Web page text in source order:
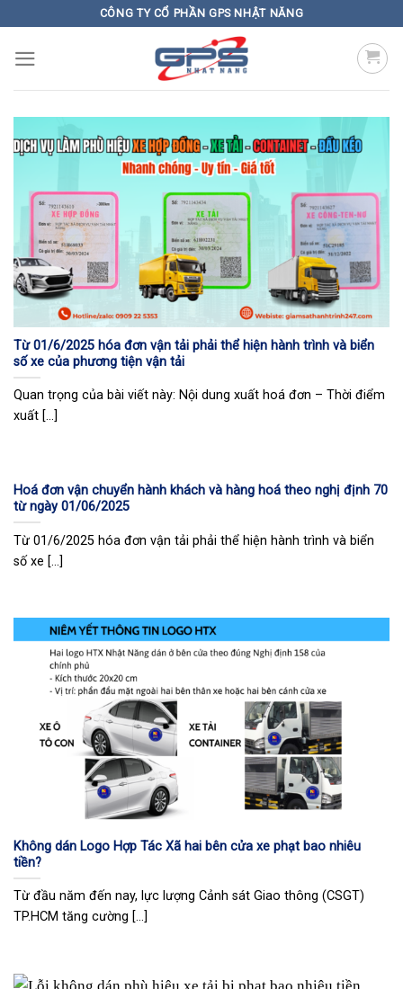
content
CÔNG TY CỔ PHẦN GPS NHẬT NĂNG
Từ 01/6/2025 hóa đơn vận tải phải thể hiện hành trình và biển
số xe của phương tiện vận tải
Quan trọng của bài viết này: Nội dung xuất hoá đơn – Thời điểm
xuất [...]
Hoá đơn vận chuyển hành khách và hàng hoá theo nghị định 70
từ ngày 01/06/2025
Từ 01/6/2025 hóa đơn vận tải phải thể hiện hành trình và biển
số xe [...]
Không dán Logo Hợp Tác Xã hai bên cửa xe phạt bao nhiêu
tiền?
Từ đầu năm đến nay, lực lượng Cảnh sát Giao thông (CSGT)
TP.HCM tăng cường [...]